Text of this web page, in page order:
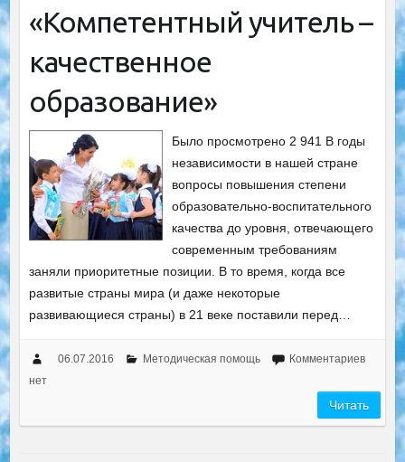
«Компетентный учитель –
качественное
образование»
Было просмотрено 2 941 В годы
независимости в нашей стране
вопросы повышения степени
образовательно-воспитательного
качества до уровня, отвечающего
современным требованиям
заняли приоритетные позиции. В то время, когда все
развитые страны мира (и даже некоторые
развивающиеся страны) в 21 веке поставили перед…
06.07.2016 Методическая помощь
Комментариев
нет
Читать